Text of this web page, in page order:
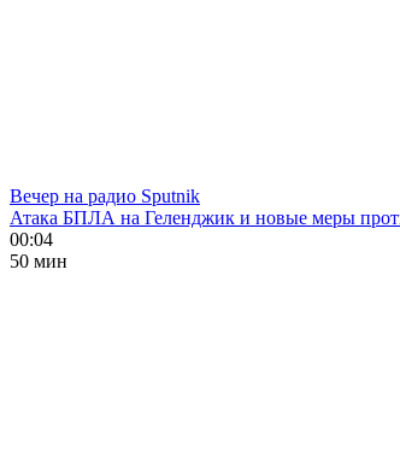
Вечер на радио Sputnik
Атака БПЛА на Геленджик и новые меры
00:04
50 мин